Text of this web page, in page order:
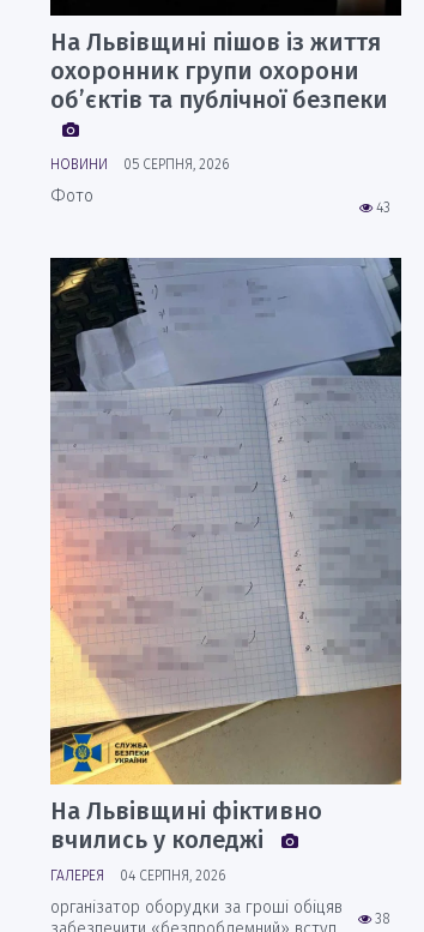
На Львівщині пішов із життя
охоронник групи охорони
об’єктів та публічної безпеки
НОВИНИ 05 СЕРПНЯ, 2026
43
Фото
На Львівщині фіктивно
вчились у коледжі
ГАЛЕРЕЯ 04 СЕРПНЯ, 2026
38
організатор оборудки за гроші обіцяв